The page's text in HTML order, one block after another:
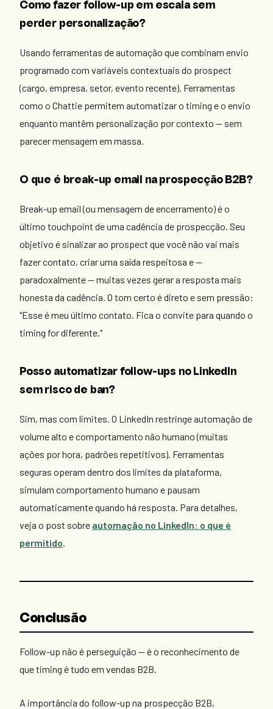
Como fazer follow-up em escala sem
perder personalização?
Usando ferramentas de automação que combinam envio
programado com variáveis contextuais do prospect
(cargo, empresa, setor, evento recente). Ferramentas
como o Chattie permitem automatizar o timing e o envio
enquanto mantêm personalização por contexto — sem
parecer mensagem em massa.
O que é break-up email na prospecção B2B?
Break-up email (ou mensagem de encerramento) é o
último touchpoint de uma cadência de prospecção. Seu
objetivo é sinalizar ao prospect que você não vai mais
fazer contato, criar uma saída respeitosa e —
paradoxalmente — muitas vezes gerar a resposta mais
honesta da cadência. O tom certo é direto e sem pressão:
"Esse é meu último contato. Fica o convite para quando o
timing for diferente."
Posso automatizar follow-ups no LinkedIn
sem risco de ban?
Sim, mas com limites. O LinkedIn restringe automação de
volume alto e comportamento não humano (muitas
ações por hora, padrões repetitivos). Ferramentas
seguras operam dentro dos limites da plataforma,
simulam comportamento humano e pausam
automaticamente quando há resposta. Para detalhes,
veja o post sobre automação no LinkedIn: o que é
permitido.
Conclusão
Follow-up não é perseguição — é o reconhecimento de
que timing é tudo em vendas B2B.
A importância do follow-up na prospecção B2B,